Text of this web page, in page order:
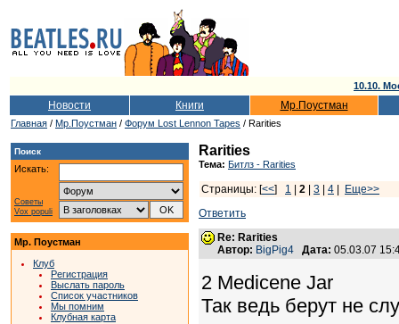
10.10.
Новости Книги Мр.Поустман
Главная / Мр.Поустман / Форум Lost Lennon Tapes / Rarities
Поиск
Искать:
Советы
Vox populi
Мр. Поустман
Клуб
Регистрация
Выслать пароль
Список участников
Мы помним
Клубная карта
Rarities
Тема: Битлз - Rarities
Страницы: [<<] 1 2 3 4
Еще>>
Ответить
Re: Rarities
Автор: BigPig4 Дата: 05.03.07
2 Medicene Jar
Так ведь берут не